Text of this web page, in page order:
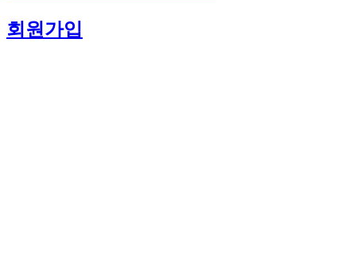
회원가입